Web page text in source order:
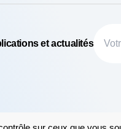
et actualités